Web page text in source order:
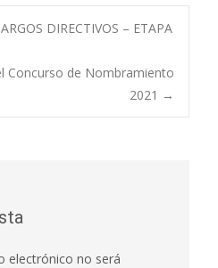
DIRECTIVOS – ETAPA
Concurso de Nombramiento
2021 →
electrónico no será